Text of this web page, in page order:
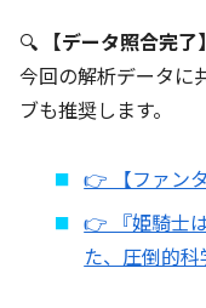
🔍 【データ照合完
今回の解析データに
ブも推奨します。
👉 【ファン
👉 『姫騎士
た、圧倒的